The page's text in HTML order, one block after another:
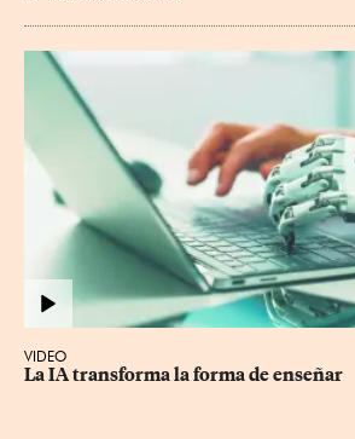
VIDEO
La IA transforma la forma de enseñar